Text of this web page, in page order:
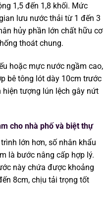
1,5 đến 1,8 khối. Mức
lưu nước thải từ 1 đến 3
hủy phần lớn chất hữu cơ
thoát chung.
hoặc mực nước ngầm cao,
bê tông lót dày 10cm trước
tượng lún lệch gây nứt
cho nhà phố và biệt thự
lớn hơn, số nhân khẩu
là bước nâng cấp hợp lý.
này chứa được khoảng
8cm, chịu tải trọng tốt